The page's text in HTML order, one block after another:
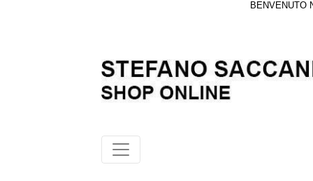
BENVENUTO